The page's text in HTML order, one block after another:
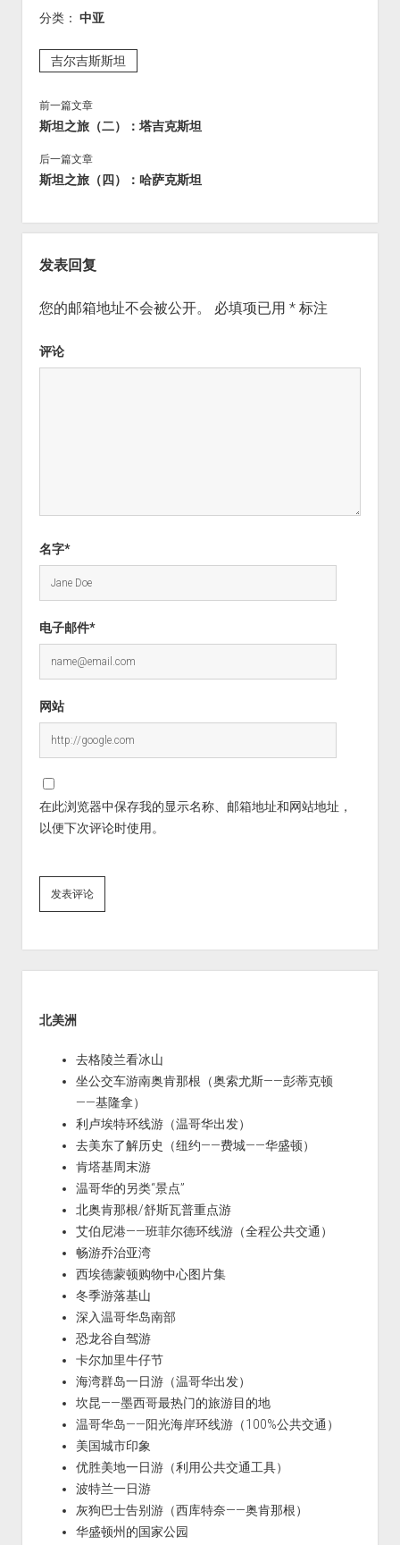
分类： 中亚
吉尔吉斯斯坦
前一篇文章
斯坦之旅（二）：塔吉克斯坦
后一篇文章
斯坦之旅（四）：哈萨克斯坦
发表回复
您的邮箱地址不会被公开。 必填项已用 *标注
评论
名字*
电子邮件*
网站
在此浏览器中保存我的显示名称、邮箱地址和网站地址，
以便下次评论时使用。
北美洲
去格陵兰看冰山
坐公交车游南奥肯那根（奥索尤斯——彭蒂克顿
——基隆拿）
利卢埃特环线游（温哥华出发）
去美东了解历史（纽约——费城——华盛顿）
肯塔基周末游
温哥华的另类“景点”
北奥肯那根/舒斯瓦普重点游
艾伯尼港——班菲尔德环线游（全程公共交通）
畅游乔治亚湾
西埃德蒙顿购物中心图片集
冬季游落基山
深入温哥华岛南部
恐龙谷自驾游
卡尔加里牛仔节
海湾群岛一日游（温哥华出发）
坎昆——墨西哥最热门的旅游目的地
温哥华岛——阳光海岸环线游（100%公共交通）
美国城市印象
优胜美地一日游（利用公共交通工具）
波特兰一日游
灰狗巴士告别游（西库特奈——奥肯那根）
华盛顿州的国家公园